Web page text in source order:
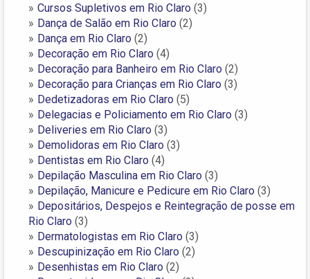
Cursos Supletivos em Rio Claro (3)
Dança de Salão em Rio Claro (2)
Dança em Rio Claro (2)
Decoração em Rio Claro (4)
Decoração para Banheiro em Rio Claro (2)
Decoração para Crianças em Rio Claro (3)
Dedetizadoras em Rio Claro (5)
Delegacias e Policiamento em Rio Claro (3)
Deliveries em Rio Claro (3)
Demolidoras em Rio Claro (3)
Dentistas em Rio Claro (4)
Depilação Masculina em Rio Claro (3)
Depilação, Manicure e Pedicure em Rio Claro (3)
Depositários, Despejos e Reintegração de posse em
Rio Claro (3)
Dermatologistas em Rio Claro (3)
Descupinização em Rio Claro (2)
Desenhistas em Rio Claro (2)